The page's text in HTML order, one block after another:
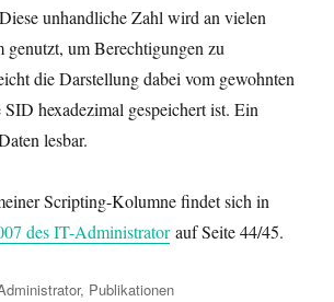
unhandliche Zahl wird an vielen
genutzt, um Berechtigungen zu
die Darstellung dabei vom gewohnten
hexadezimal gespeichert ist. Ein
lesbar.
Scripting-Kolumne findet sich in
des IT-Administratorauf Seite 44/45.
, Publikationen